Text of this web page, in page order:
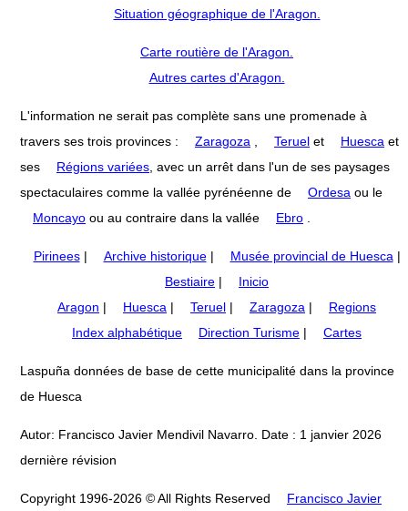
Situation géographique de l'Aragon.
Carte routière de l'Aragon.
Autres cartes d'Aragon.
L'information ne serait pas complète sans une promenade à
travers ses trois provinces :
Zaragoza Teruel et Huesca et
ses
Régions variées , avec un arrêt dans l'un de ses paysages
spectaculaires comme la vallée pyrénéenne de
Ordesa ou le
Moncayo ou au contraire dans la vallée Ebro
Pirinees| Archive historique| Musée provincial de Huesca |
Bestiaire |
Inicio
Aragon | Huesca | Teruel | Zaragoza |
Regions
Index alphabétique
Direction Turisme | Cartes
Laspuña données de base de cette municipalité dans la province
de Huesca
Autor: Francisco Javier Mendivil Navarro. Date : 1 janvier 2026
dernière révision
Copyright 1996-2026 © All Rights Reserved Francisco Javier